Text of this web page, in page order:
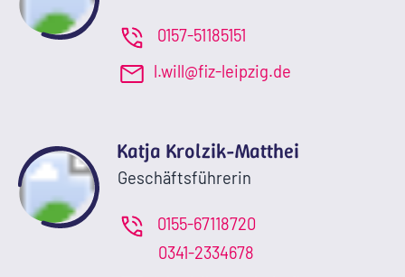
0157-51185151
l.will@fiz-leipzig.de
Katja Krolzik-Matthei
Geschäftsführerin
0155-67118720
0341-2334678